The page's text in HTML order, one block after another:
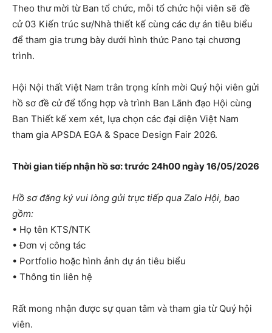
Theo thư mời từ Ban tổ chức, mỗi tổ chức hội viên sẽ đề
cử 03 Kiến trúc sư/Nhà thiết kế cùng các dự án tiêu biểu
để tham gia trưng bày dưới hình thức Pano tại chương
trình.
Hội Nội thất Việt Nam trân trọng kính mời Quý hội viên gửi
hồ sơ đề cử để tổng hợp và trình Ban Lãnh đạo Hội cùng
Ban Thiết kế xem xét, lựa chọn các đại diện Việt Nam
tham gia APSDA EGA & Space Design Fair 2026.
Thời gian tiếp nhận hồ sơ: trước 24h00 ngày 16/05/2026
Hồ sơ đăng ký vui lòng gửi trực tiếp qua Zalo Hội, bao
gồm:
• Họ tên KTS/NTK
• Đơn vị công tác
• Portfolio hoặc hình ảnh dự án tiêu biểu
• Thông tin liên hệ
Rất mong nhận được sự quan tâm và tham gia từ Quý hội
viên.